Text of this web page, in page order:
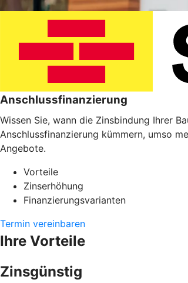
Anschlussfinanzierung
Wissen Sie, wann die Zinsbindung Ihrer
Anschlussfinanzierung kümmern, umso
Angebote.
Vorteile
Zinserhöhung
Finanzierungsvarianten
Termin vereinbaren
Ihre Vorteile
Zinsgünstig